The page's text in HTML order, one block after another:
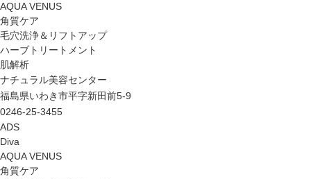
AQUA VENUS
角質ケア
毛穴洗浄＆リフトアップ
ハーブトリートメント
肌解析
ナチュラル美容センター
福島県いわき市平字新田前5-9
0246-25-3455
ADS
Diva
AQUA VENUS
角質ケア